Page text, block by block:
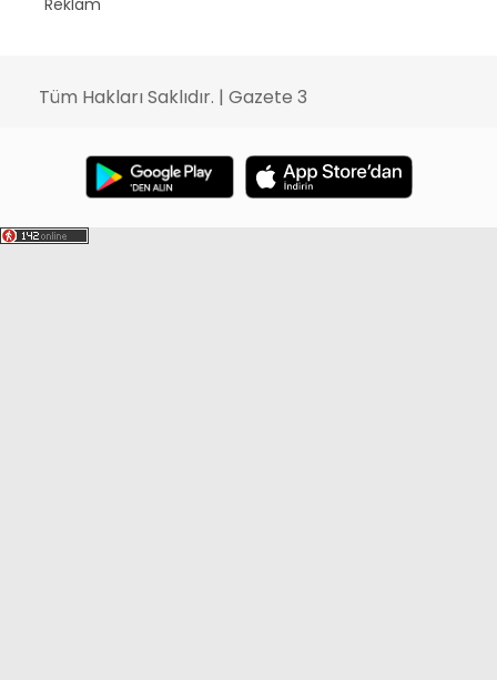
Tüm Hakları Saklıdır. | Gazete 3